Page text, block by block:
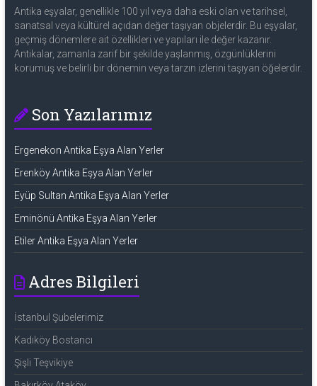
Antika eşyalar, genellikle 100 yıl veya daha eski olan ve tarihsel,
sanatsal veya kültürel açıdan değer taşıyan objelerdir. Bu eşyalar,
geçmiş dönemlere ait özellikleri ve yapıları ile değer kazanır.
Antikalar, zamanla zarif bir şekilde yaşlanmış, özgünlüklerini
korumuş ve belirli bir dönemin veya tarzın izlerini taşıyan öğelerdir.
Son Yazılarımız
Ergenekon Antika Eşya Alan Yerler
Erenköy Antika Eşya Alan Yerler
Eyüp Sultan Antika Eşya Alan Yerler
Eminönü Antika Eşya Alan Yerler
Etiler Antika Eşya Alan Yerler
Adres Bilgileri
İstanbul Şubelerimiz
Kadıköy Bostancı
Şişli Teşvikiye